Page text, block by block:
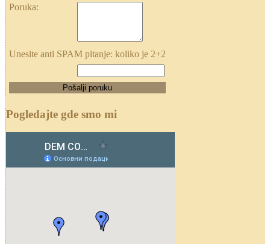
Poruka:
Unesite anti SPAM pitanje: koliko je 2+2
Pogledajte gde smo mi